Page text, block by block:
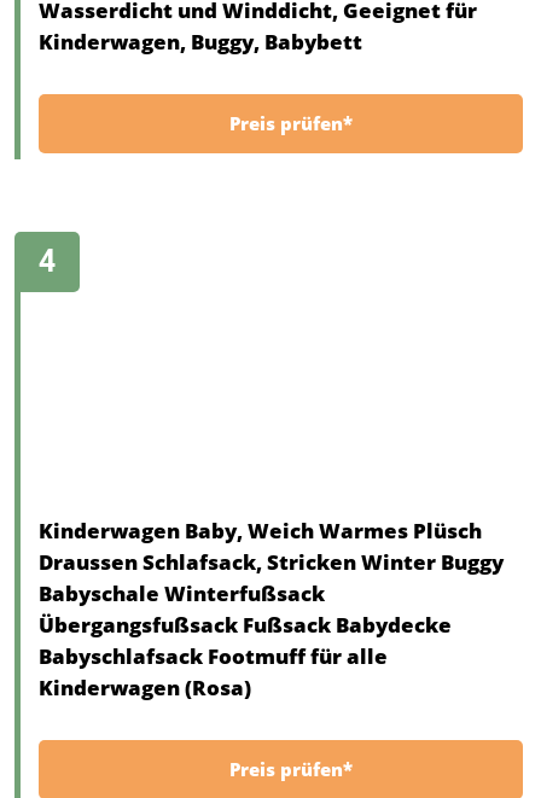
Wasserdicht und Winddicht, Geeignet für
Kinderwagen, Buggy, Babybett
Preis prüfen*
Kinderwagen Baby, Weich Warmes Plüsch
Draussen Schlafsack, Stricken Winter Buggy
Babyschale Winterfußsack
Übergangsfußsack Fußsack Babydecke
Babyschlafsack Footmuff für alle
Kinderwagen (Rosa)
Preis prüfen*